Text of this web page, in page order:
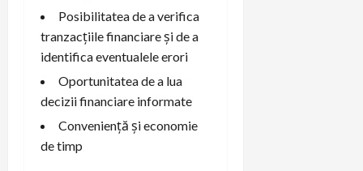
Posibilitatea de a verifica
tranzacțiile financiare și de a
identifica eventualele erori
Oportunitatea de a lua
decizii financiare informate
Conveniență și economie
de timp